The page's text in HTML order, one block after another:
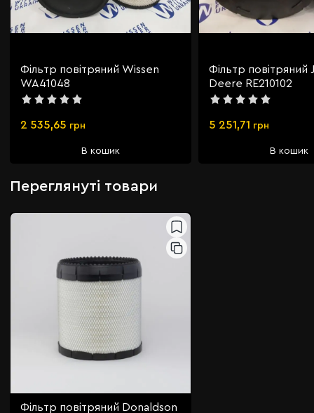
Фільтр повітряний Wissen
WA41048
2 535,65 грн
В кошик
Фільтр повітряний
Deere RE210102
5 251,71 грн
В кошик
Переглянуті товари
Фільтр повітряний Donaldson